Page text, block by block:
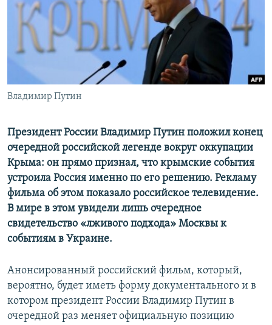
ПОБЕДИТЕЛЕЙ НЕ СУДЯТ?
КРЫМ.НЕПОКОРЕННЫЙ
ELIFBE
УКРАИНСКАЯ ПРОБЛЕМА КРЫМА
ПРИСОЕДИНЯЙТЕСЬ!
Все сайты RFE/RL
Владимир Путин
Президент России Владимир Путин положил конец
очередной российской легенде вокруг оккупации
Крыма: он прямо признал, что крымские события
устроила Россия именно по его решению. Рекламу
фильма об этом показало российское телевидение.
В мире в этом увидели лишь очередное
свидетельство «лживого подхода» Москвы к
событиям в Украине.
Анонсированный российский фильм, который,
вероятно, будет иметь форму документального и в
котором президент России Владимир Путин в
очередной раз меняет официальную позицию